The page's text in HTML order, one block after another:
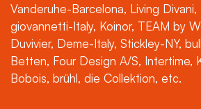
Vanderuhe-Barcelona, Living Divani,
giovannetti-Italy, Koinor, TEAM by
Duvivier, Deme-Italy, Stickley-NY,
Betten, Four Design A/S, Intertime,
Bobois, brühl, die Collektion, etc.